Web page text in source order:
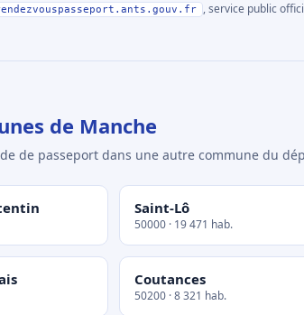
, service public
de Manche
de passeport dans une autre commune du
Saint-Lô
50000 · 19 471 hab.
Coutances
50200 · 8 321 hab.